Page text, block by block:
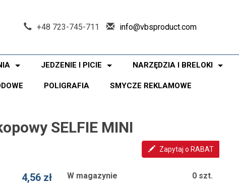
+48 723-745-711 info@vbsproduct.com
JEDZENIE I PICIE NARZĘDZIA I BRELOKI
POLIGRAFIA SMYCZE REKLAMOWE
SELFIE MINI
Zapytaj o RABAT
4,56 zł W magazynie 0 szt.